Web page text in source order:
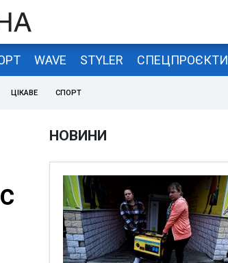
WAVE STYLER СПЕЦПРОЄКТИ
ЦІКАВЕ СПОРТ
НОВИНИ